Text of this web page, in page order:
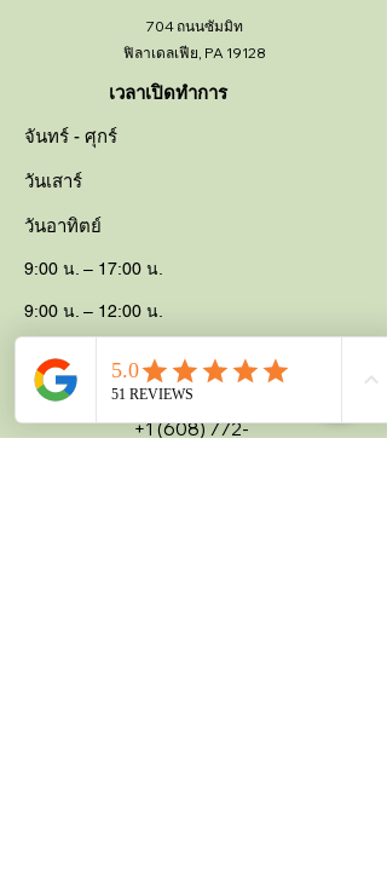
704 ถนนซัมมิท
ฟิลาเดลเฟีย, PA 19128
เวลาเปิดทำการ
จันทร์ - ศุกร์
วันเสาร์
วันอาทิตย์
9:00 น. – 17:00 น.
9:00 น. – 12:00 น.
ปิด
ติดต่อ
+1 (608) 772-